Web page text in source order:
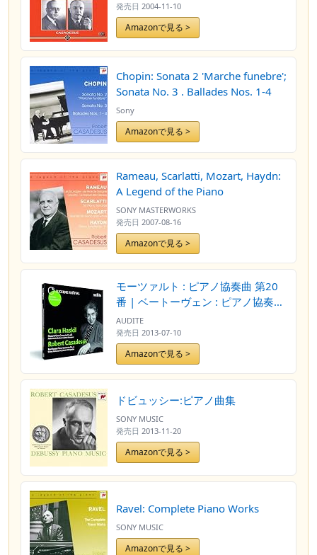
発売日 2004-11-10
Amazonで見る >
Chopin: Sonata 2 'Marche funebre';
Sonata No. 3 . Ballades Nos. 1-4
Sony
Amazonで見る >
Rameau, Scarlatti, Mozart, Haydn:
A Legend of the Piano
SONY MASTERWORKS
発売日 2007-08-16
Amazonで見る >
モーツァルト : ピアノ協奏曲 第20
番 | ベートーヴェン : ピアノ協奏曲
第5番 「皇帝」 (Lucerne Festival ~
Mozart : Piano Concerto K.466 |
Beethoven : Piano Concerto No.5 /
Clara Haskil , Robert Casadesus)
AUDITE
発売日 2013-07-10
Amazonで見る >
ドビュッシー:ピアノ曲集
SONY MUSIC
発売日 2013-11-20
Amazonで見る >
Ravel: Complete Piano Works
SONY MUSIC
Amazonで見る >